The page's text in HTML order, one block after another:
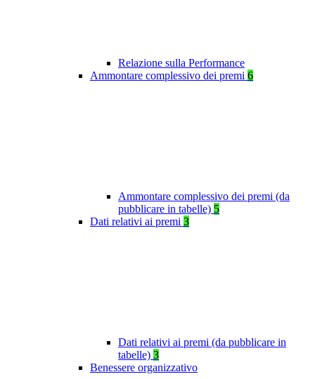
Relazione sulla Performance
Ammontare complessivo dei premi 6
Ammontare complessivo dei premi (da
pubblicare in tabelle) 5
Dati relativi ai premi 3
Dati relativi ai premi (da pubblicare in
tabelle) 3
Benessere organizzativo